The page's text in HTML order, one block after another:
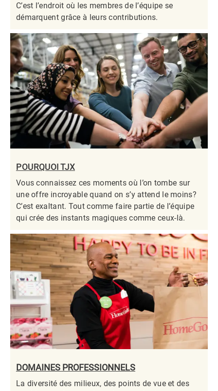
C’est l’endroit où les membres de l’équipe se
démarquent grâce à leurs contributions.​​​​​​​
POURQUOI TJX
Vous connaissez ces moments où l’on tombe sur
une offre incroyable quand on s’y attend le moins?
C’est exaltant. Tout comme faire partie de l’équipe
qui crée des instants magiques comme ceux-là.​​​​​​​
DOMAINES PROFESSIONNELS
La diversité des milieux, des points de vue et des